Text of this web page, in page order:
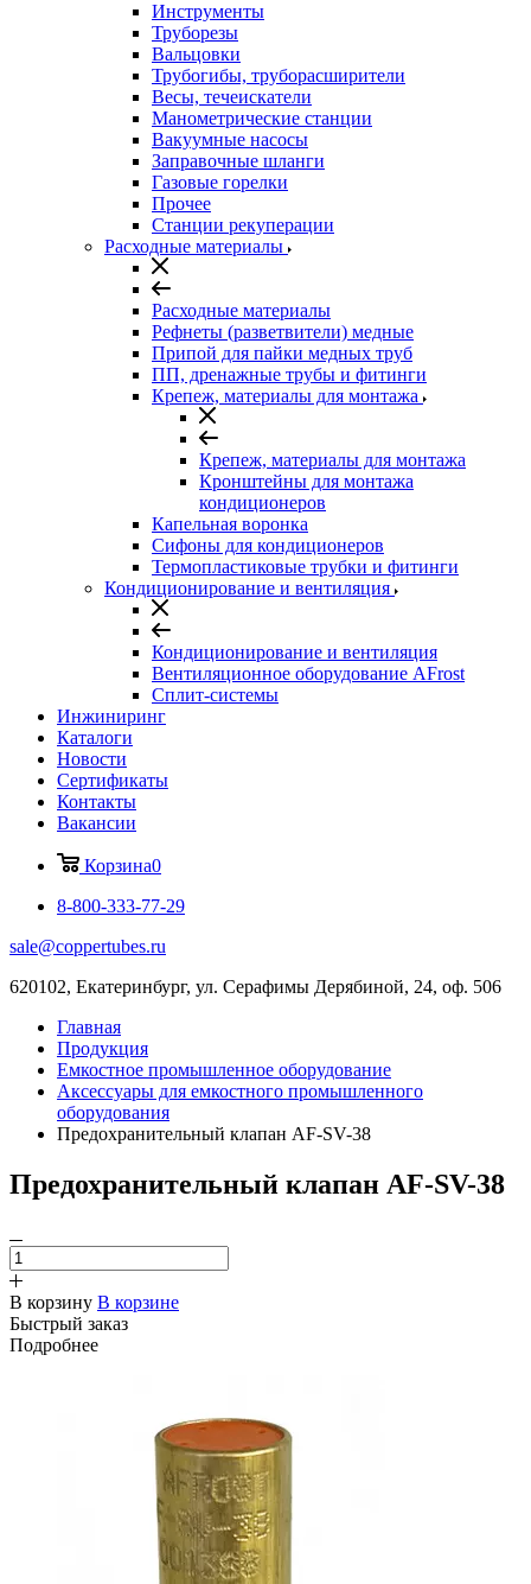
Инструменты
Труборезы
Вальцовки
Трубогибы, труборасширители
Весы, течеискатели
Манометрические станции
Вакуумные насосы
Заправочные шланги
Газовые горелки
Прочее
Станции рекуперации
Расходные материалы
Расходные материалы
Рефнеты (разветвители) медные
Припой для пайки медных труб
ПП, дренажные трубы и фитинги
Крепеж, материалы для монтажа
Крепеж, материалы для монтажа
Кронштейны для монтажа
кондиционеров
Капельная воронка
Сифоны для кондиционеров
Термопластиковые трубки и фитинги
Кондиционирование и вентиляция
Кондиционирование и вентиляция
Вентиляционное оборудование AFrost
Сплит-системы
Инжиниринг
Каталоги
Новости
Сертификаты
Контакты
Вакансии
Корзина0
8-800-333-77-29
sale@coppertubes.ru
620102, Екатеринбург, ул. Серафимы Дерябиной, 24, оф. 506
Главная
Продукция
Емкостное промышленное оборудование
Аксессуары для емкостного промышленного
оборудования
Предохранительный клапан AF-SV-38
Предохранительный клапан AF-SV-38
В корзину В корзине
Быстрый заказ
Подробнее